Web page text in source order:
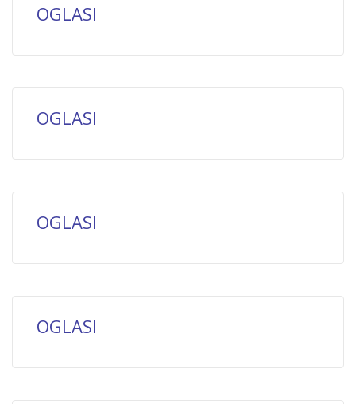
OGLASI
OGLASI
OGLASI
OGLASI